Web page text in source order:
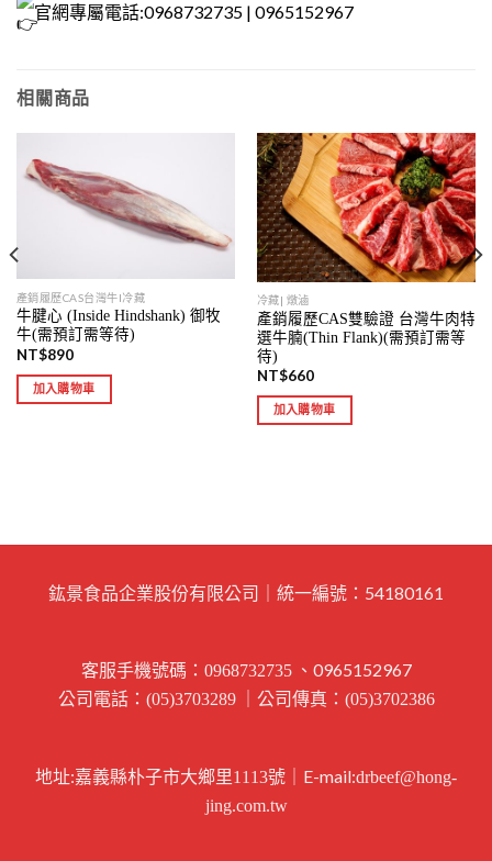
官網專屬電話:0968732735 | 0965152967
相關商品
產銷履歷CAS台灣牛I冷藏
牛腱心 (Inside Hindshank) 御牧
牛(需預訂需等待)
NT$890
加入購物車
冷藏| 燉滷
產銷履歷CAS雙驗證 台灣牛肉特
選牛腩(Thin Flank)(需預訂需等
待)
NT$660
加入購物車
鈜景食品企業股份有限公司｜統一編號：54180161
客服手機號碼： 0968732735、0965152967
公司電話： (05)3703289｜公司傳真： (05)3702386
地址:嘉義縣朴子市大鄉里1113號 ｜E-mail:drbeef@hong-
jing.com.tw